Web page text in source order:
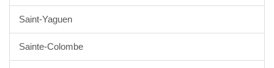
Saint-Yaguen
Sainte-Colombe